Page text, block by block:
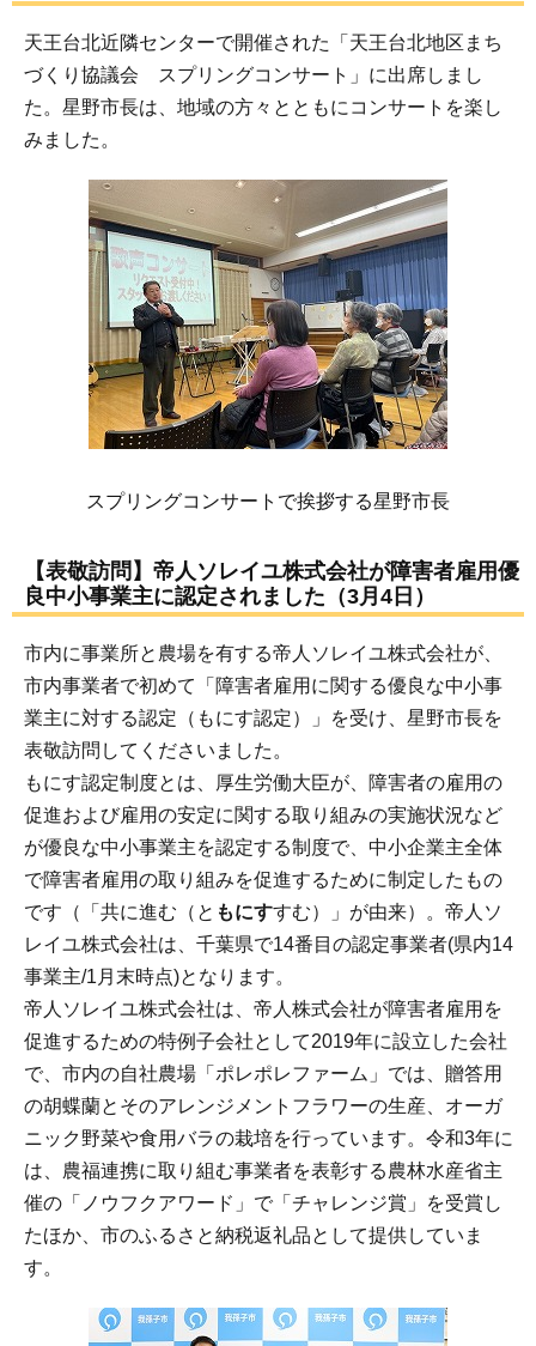
天王台北近隣センターで開催された「天王台北地区まち
づくり協議会 スプリングコンサート」に出席しまし
た。星野市長は、地域の方々とともにコンサートを楽し
みました。
スプリングコンサートで挨拶する星野市長
【表敬訪問】帝人ソレイユ株式会社が障害者雇用優
良中小事業主に認定されました（3月4日）
市内に事業所と農場を有する帝人ソレイユ株式会社が、
市内事業者で初めて「障害者雇用に関する優良な中小事
業主に対する認定（もにす認定）」を受け、星野市長を
表敬訪問してくださいました。
もにす認定制度とは、厚生労働大臣が、障害者の雇用の
促進および雇用の安定に関する取り組みの実施状況など
が優良な中小事業主を認定する制度で、中小企業主全体
で障害者雇用の取り組みを促進するために制定したもの
です（「共に進む（と もにすすむ）」が由来）。帝人ソ
レイユ株式会社は、千葉県で14番目の認定事業者(県内14
事業主/1月末時点)となります。
帝人ソレイユ株式会社は、帝人株式会社が障害者雇用を
促進するための特例子会社として2019年に設立した会社
で、市内の自社農場「ポレポレファーム」では、贈答用
の胡蝶蘭とそのアレンジメントフラワーの生産、オーガ
ニック野菜や食用バラの栽培を行っています。令和3年に
は、農福連携に取り組む事業者を表彰する農林水産省主
催の「ノウフクアワード」で「チャレンジ賞」を受賞し
たほか、市のふるさと納税返礼品として提供していま
す。